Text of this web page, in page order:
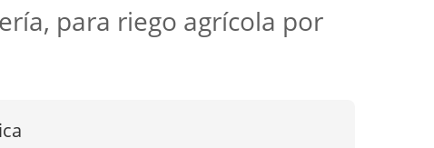
para riego agrícola por